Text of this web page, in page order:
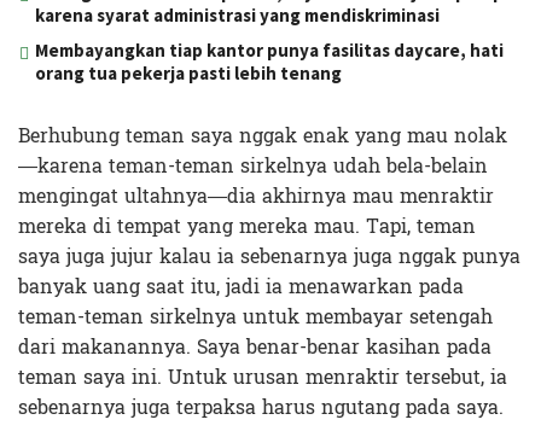
karena syarat administrasi yang mendiskriminasi
Membayangkan tiap kantor punya fasilitas daycare, hati
orang tua pekerja pasti lebih tenang
Berhubung teman saya nggak enak yang mau nolak
—karena teman-teman sirkelnya udah bela-belain
mengingat ultahnya—dia akhirnya mau menraktir
mereka di tempat yang mereka mau. Tapi, teman
saya juga jujur kalau ia sebenarnya juga nggak punya
banyak uang saat itu, jadi ia menawarkan pada
teman-teman sirkelnya untuk membayar setengah
dari makanannya. Saya benar-benar kasihan pada
teman saya ini. Untuk urusan menraktir tersebut, ia
sebenarnya juga terpaksa harus ngutang pada saya.